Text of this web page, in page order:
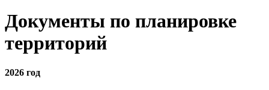
Документы по планировке
территорий
2026 год